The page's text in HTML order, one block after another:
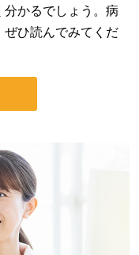
かるでしょう。病
ぜひ読んでみてくだ